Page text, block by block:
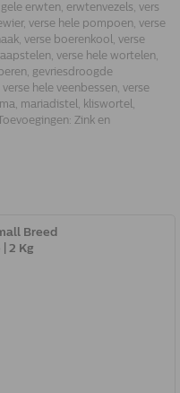
erwten, erwtenvezels, vers
verse hele pompoen, verse
verse boerenkool, verse
verse hele wortelen,
gevriesdroogde
hele veenbessen, verse
mariadistel, kliswortel,
Zink en